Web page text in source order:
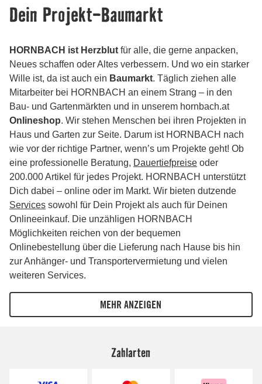
Zahlarten